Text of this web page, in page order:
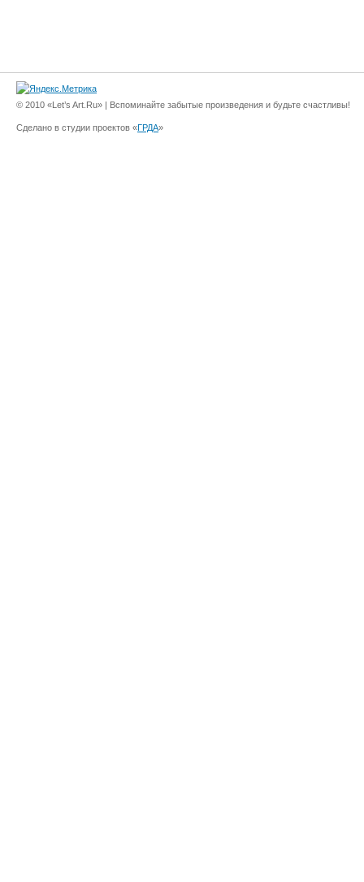
© 2010 «Let’s Art.Ru» | Вспоминайте забытые произведения и будьте счастливы!
Сделано в студии проектов «ГРДА»